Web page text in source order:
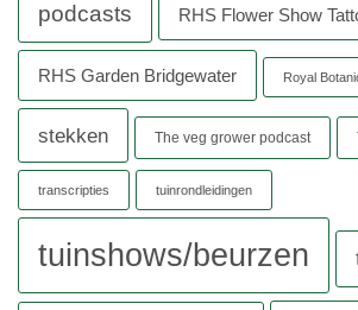
podcasts RHS Flower Show
RHS Garden Bridgewater Royal
stekken The veg grower podcast
transcripties tuinrondleidingen
tuinshows/beurzen